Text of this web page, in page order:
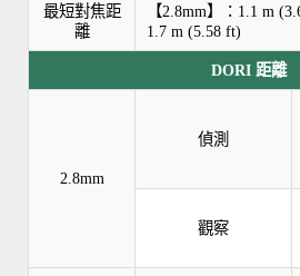
最短對焦距
離
【2.8mm】：1.1 m
1.7 m (5.58 ft)
DORI 距離
2.8mm
偵測
觀察